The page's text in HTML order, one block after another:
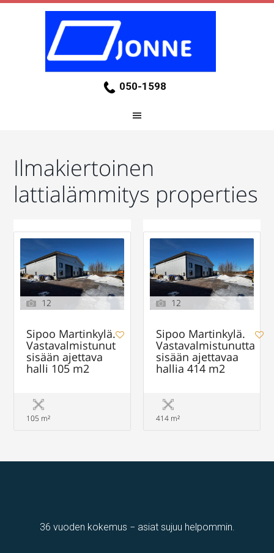
050-1598
Ilmakiertoinen
lattialämmitys properties
12
Sipoo Martinkylä.
Vastavalmistunut
sisään ajettava
halli 105 m2
105 m²
12
Sipoo Martinkylä.
Vastavalmistunutta
sisään ajettavaa
hallia 414 m2
414 m²
36 vuoden kokemus − asiat sujuu helpommin.